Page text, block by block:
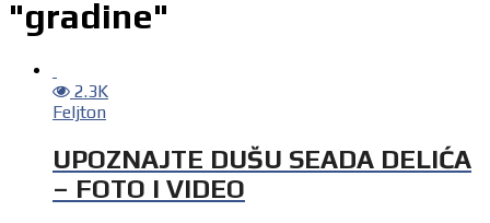
"gradine"
2.3K
Feljton
UPOZNAJTE DUŠU SEADA DELIĆA
– FOTO I VIDEO